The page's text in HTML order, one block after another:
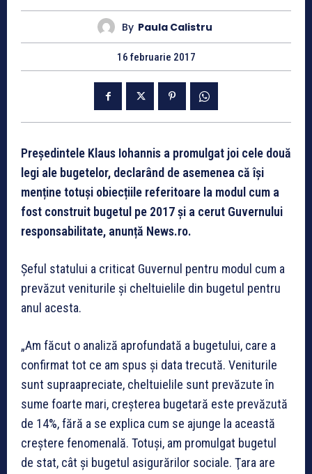
By Paula Calistru
16 februarie 2017
Președintele Klaus Iohannis a promulgat joi cele două
legi ale bugetelor, declarând de asemenea că își
menține totuși obiecțiile referitoare la modul cum a
fost construit bugetul pe 2017 și a cerut Guvernului
responsabilitate, anunță News.ro.
Șeful statului a criticat Guvernul pentru modul cum a
prevăzut veniturile și cheltuielile din bugetul pentru
anul acesta.
„Am făcut o analiză aprofundată a bugetului, care a
confirmat tot ce am spus şi data trecută. Veniturile
sunt supraapreciate, cheltuielile sunt prevăzute în
sume foarte mari, creşterea bugetară este prevăzută
de 14%, fără a se explica cum se ajunge la această
creştere fenomenală. Totuşi, am promulgat bugetul
de stat, cât şi bugetul asigurărilor sociale. Ţara are